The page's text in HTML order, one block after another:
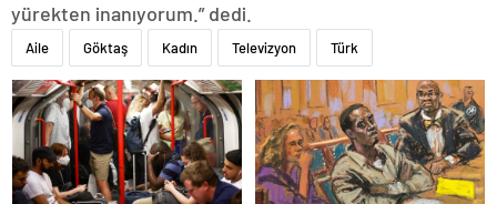
yürekten inanıyorum.” dedi.
Aile Göktaş Kadın Televizyon Türk